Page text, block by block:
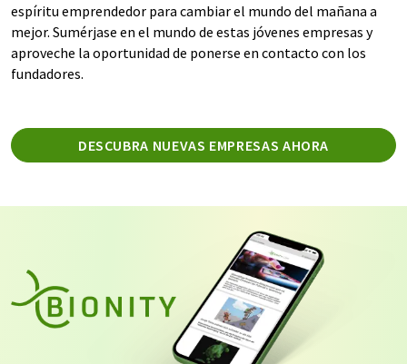
espíritu emprendedor para cambiar el mundo del mañana a
mejor. Sumérjase en el mundo de estas jóvenes empresas y
aproveche la oportunidad de ponerse en contacto con los
fundadores.
DESCUBRA NUEVAS EMPRESAS AHORA